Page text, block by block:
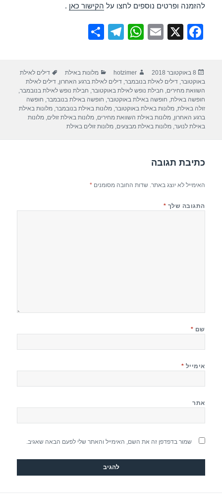
להזמנה ופרטים נוספים לחצו על הקישור כאן .
F
e
b
o
o
X
E
W
s
A
p
p
T
gr
a
m
e
פורסם
בתאריך
8 באוקטובר 2018 מחבר
hotzimer קטגוריות
מלונות באילת תגיות
דילים לאילת
באוקטובר,דילים לאילת בנובמבר,דילים לאילת ברגע האחרון,דילים לאילת
השוואת מחירים, חבילת נופש לאילת באוקטובר, חבילת נופש לאילת בנובמבר,
חופשה באילת, חופשה באילת באוקטובר, חופשה באילת בנובמבר, חופשה
זולה באילת,מלונות באילת באוקטובר,מלונות באילת בנובמבר,מלונות באילת
ברגע האחרון,מלונות באילת השוואת מחירים,מלונות באילת זולים,מלונות
באילת לנוער,מלונות באילת מבצעים,מלונות זולים באילת
כתיבת תגובה
האימייל לא יוצג באתר. שדות החובה מסומנים*
התגובה שלך *
שם *
אימייל *
אתר
שמור בדפדפן זה את השם, האימייל והאתר שלי לפעם הבאה שאגיב.